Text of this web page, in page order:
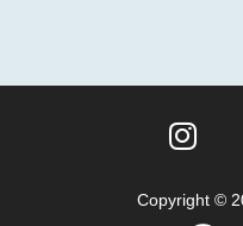
Copyright ©